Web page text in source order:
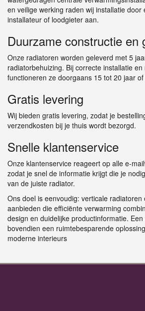
en veilige werking raden wij installatie door
installateur of loodgieter aan.
Duurzame constructie en
Onze radiatoren worden geleverd met 5
radiatorbehuizing. Bij correcte installatie
functioneren ze doorgaans 15 tot 20 jaar
Gratis levering
Wij bieden gratis levering, zodat je
verzendkosten bij je thuis wordt bezorgd.
Snelle klantenservice
Onze klantenservice reageert op alle e-
zodat je snel de informatie krijgt die je
van de juiste radiator.
Ons doel is eenvoudig: verticale
aanbieden die efficiënte verwarming
design en duidelijke productinformatie.
bovendien een ruimtebesparende
moderne interieurs